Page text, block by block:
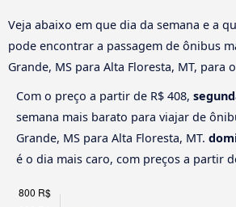
Veja abaixo em que dia da semana e a
pode encontrar a passagem de ônibus
Grande, MS para Alta Floresta, MT, para
Com o preço a partir de R$ 408,
semana mais barato para viajar de
Grande, MS para Alta Floresta, MT.
é o dia mais caro, com preços a partir